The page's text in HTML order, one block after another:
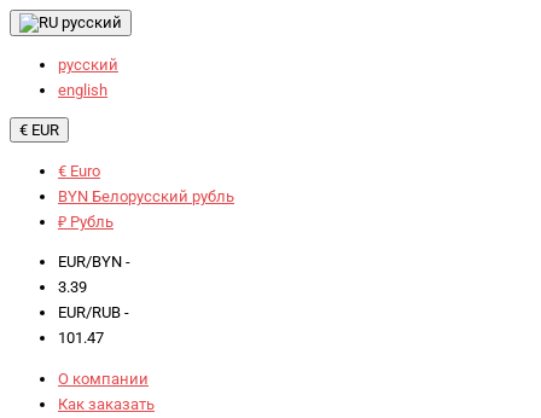
русский
русский
english
€ EUR
€ Euro
BYN Белорусский рубль
₽ Рубль
EUR/BYN -
3.39
EUR/RUB -
101.47
О компании
Как заказать